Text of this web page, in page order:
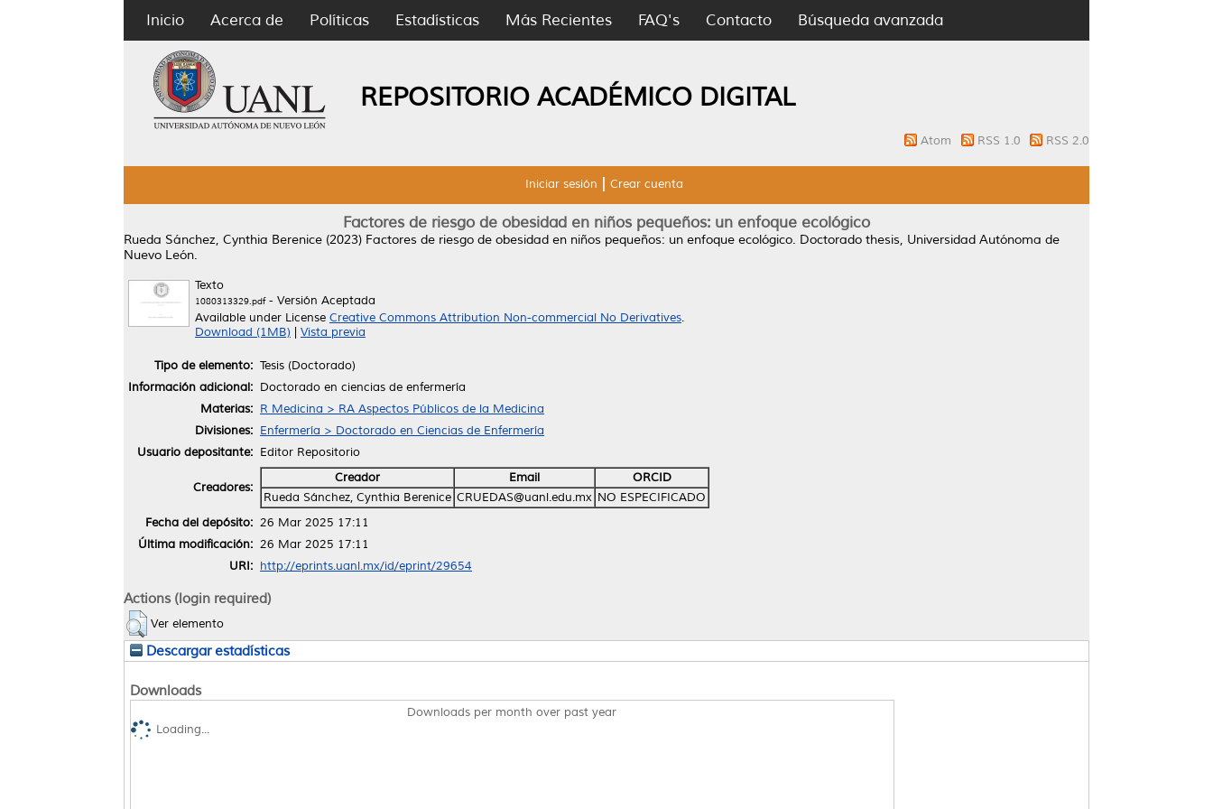
Inicio Acerca de Políticas Estadísticas Más Recientes FAQ's Contacto Búsqueda avanzada
REPOSITORIO ACADÉMICO DIGITAL
Atom RSS 1.0 RSS 2.0
Iniciar sesión Crear cuenta
Factores de riesgo de obesidad en niños pequeños: un enfoque ecológico
Rueda Sánchez, Cynthia Berenice (2023) Factores de riesgo de obesidad en niños pequeños: un enfoque ecológico. Doctorado thesis, Universidad Autónoma de
Nuevo León.
Texto
1080313329.pdf- Versión Aceptada
Available under License Creative Commons Attribution Non-commercial No Derivatives.
Download (1MB)
Vista previa
Tipo de elemento: Tesis (Doctorado)
Información adicional: Doctorado en ciencias de enfermería
Materias: R Medicina > RA Aspectos Públicos de la Medicina
Divisiones: Enfermería > Doctorado en Ciencias de Enfermería
Usuario depositante: Editor Repositorio
Creadores:
Creador Email
ORCID
Rueda Sánchez, Cynthia Berenice CRUEDAS@uanl.edu.mx NO ESPECIFICADO
Fecha del depósito: 26 Mar 2025 17:11
Última modificación: 26 Mar 2025 17:11
URI: http://eprints.uanl.mx/id/eprint/29654
Actions (login required)
Ver elemento
Descargar estadísticas
Downloads
Downloads per month over past year
Loading...